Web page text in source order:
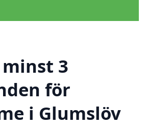
3
för
i Glumslöv